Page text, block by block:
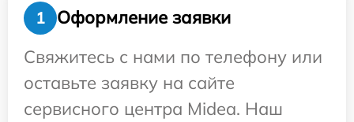
1
Оформление заявки
Свяжитесь с нами по телефону или
оставьте заявку на сайте
сервисного центра Midea. Наш